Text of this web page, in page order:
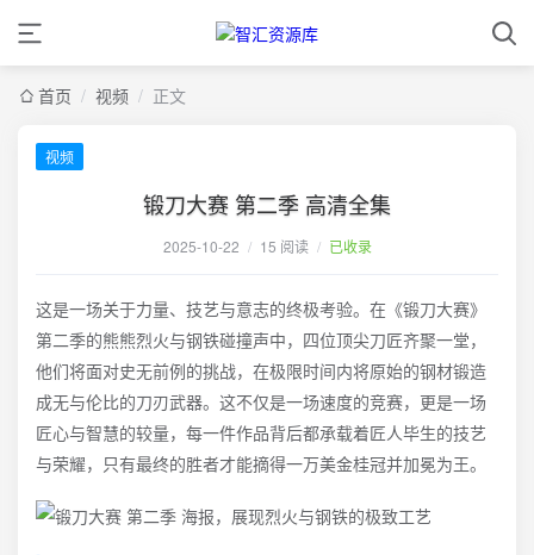
首页 / 视频 / 正文
视频
锻刀大赛 第二季 高清全集
2025-10-22 / 15 阅读 / 已收录
这是一场关于力量、技艺与意志的终极考验。在《锻刀大赛》
第二季的熊熊烈火与钢铁碰撞声中，四位顶尖刀匠齐聚一堂，
他们将面对史无前例的挑战，在极限时间内将原始的钢材锻造
成无与伦比的刀刃武器。这不仅是一场速度的竞赛，更是一场
匠心与智慧的较量，每一件作品背后都承载着匠人毕生的技艺
与荣耀，只有最终的胜者才能摘得一万美金桂冠并加冕为王。